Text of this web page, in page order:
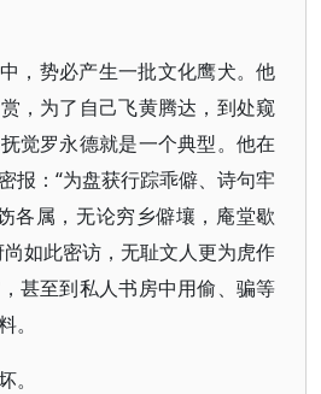
，势必产生一批文化鹰犬。他
，为了自己飞黄腾达，到处窥
觉罗永德就是一个典型。他在
报：“为盘获行踪乖僻、诗句牢
各属，无论穷乡僻壤，庵堂歇
如此密访，无耻文人更为虎作
甚至到私人书房中用偷、骗等
。
。